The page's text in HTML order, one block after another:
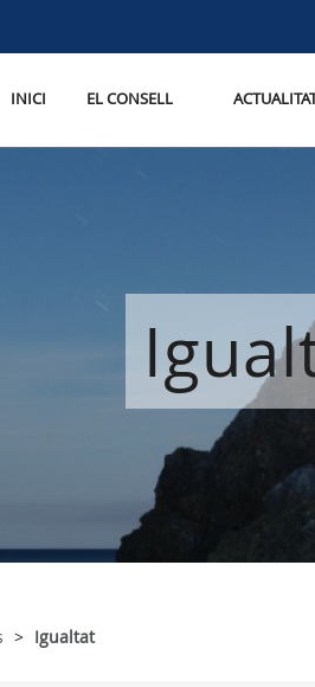
INICI EL CONSELL
Igualtat